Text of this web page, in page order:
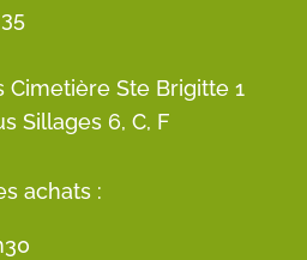
Cimetière Ste Brigitte 1
Sillages 6, C, F
achats :